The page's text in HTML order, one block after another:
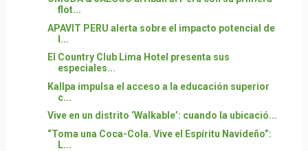
flot...
APAVIT PERU alerta sobre el impacto potencial de
l...
El Country Club Lima Hotel presenta sus
especiales...
Kallpa impulsa el acceso a la educación superior
c...
Vive en un distrito ‘Walkable’: cuando la ubicació...
“Toma una Coca-Cola. Vive el Espíritu Navideño”:
L...